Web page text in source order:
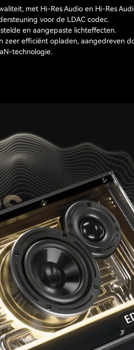
met Hi-Res Audio en Hi-Res
voor de LDAC codec.
en aangepaste lichteffecten.
zeer efficiënt opladen, aangedreven
technologie.